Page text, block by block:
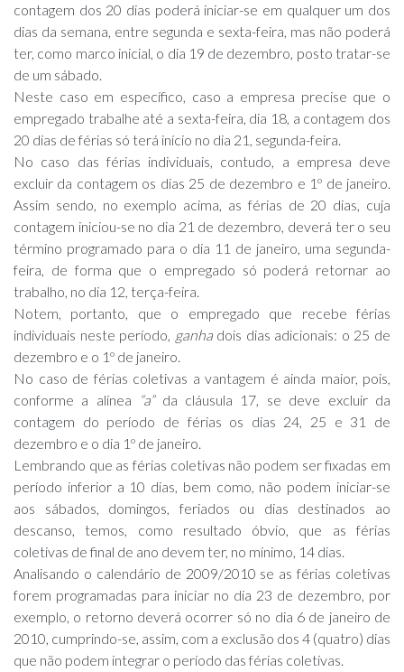
contagem dos 20 dias poderá iniciar-se em qualquer um dos
dias da semana, entre segunda e sexta-feira, mas não poderá
ter, como marco inicial, o dia 19 de dezembro, posto tratar-se
de um sábado.
Neste caso em específico, caso a empresa precise que o
empregado trabalhe até a sexta-feira, dia 18, a contagem dos
20 dias de férias só terá início no dia 21, segunda-feira.
No caso das férias individuais, contudo, a empresa deve
excluir da contagem os dias 25 de dezembro e 1º de janeiro.
Assim sendo, no exemplo acima, as férias de 20 dias, cuja
contagem iniciou-se no dia 21 de dezembro, deverá ter o seu
término programado para o dia 11 de janeiro, uma segunda-
feira, de forma que o empregado só poderá retornar ao
trabalho, no dia 12, terça-feira.
Notem, portanto, que o empregado que recebe férias
individuais neste período, ganhadois dias adicionais: o 25 de
dezembro e o 1º de janeiro.
No caso de férias coletivas a vantagem é ainda maior, pois,
conforme a alínea
“a”da cláusula 17, se deve excluir da
contagem do período de férias os dias 24, 25 e 31 de
dezembro e o dia 1º de janeiro.
Lembrando que as férias coletivas não podem ser fixadas em
período inferior a 10 dias, bem como, não podem iniciar-se
aos sábados, domingos, feriados ou dias destinados ao
descanso, temos, como resultado óbvio, que as férias
coletivas de final de ano devem ter, no mínimo, 14 dias.
Analisando o calendário de 2009/2010 se as férias coletivas
forem programadas para iniciar no dia 23 de dezembro, por
exemplo, o retorno deverá ocorrer só no dia 6 de janeiro de
2010, cumprindo-se, assim, com a exclusão dos 4 (quatro) dias
que não podem integrar o período das férias coletivas.